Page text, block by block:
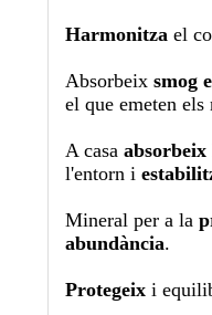
Harmonitza el
Absorbeixsmog
el que emeten els
A casaabsorbeix
l'entorn i
Mineral per a la
abundància.
Protegeixi